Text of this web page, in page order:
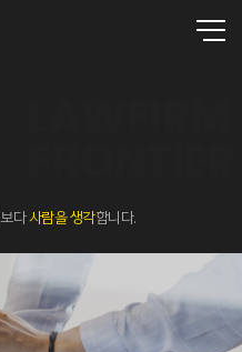
다사람을 생각합니다.